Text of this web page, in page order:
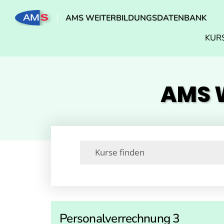
AMS WEITERBILDUNGSDATENBANK
AMS
Personalverrechnung 3